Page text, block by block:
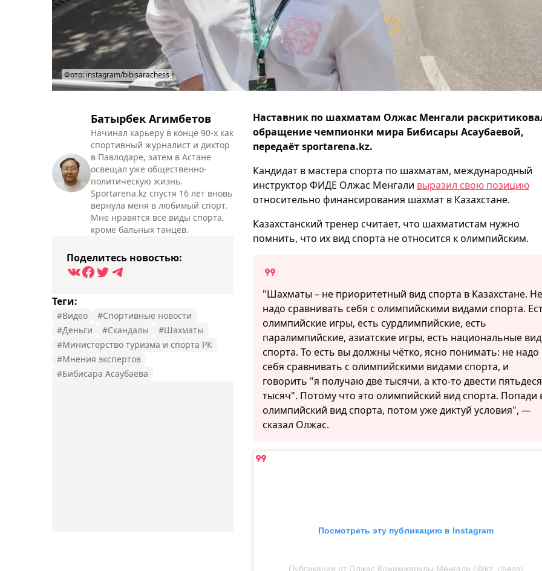
Фото: instagram/bibisarachess
Батырбек Агимбетов
Начинал карьеру в конце 90-х как
спортивный журналист и диктор
в Павлодаре, затем в Астане
освещал уже общественно-
политическую жизнь.
Sportarena.kz спустя 16 лет вновь
вернула меня в любимый спорт.
Мне нравятся все виды спорта,
кроме бальных танцев.
Поделитесь новостью:
Теги:
#Видео
#Спортивные новости
#Деньги
#Скандалы
#Шахматы
#Министерство туризма и спорта РК
#Мнения экспертов
#Бибисара Асаубаева
Наставник по шахматам Олжас Менгали
обращение чемпионки мира Бибисары Асаубаевой,
передаёт sportarena.kz.
Кандидат в мастера спорта по шахматам, международный
инструктор ФИДЕ Олжас Менгали выразил свою позицию
относительно финансирования шахмат в Казахстане.
Казахстанский тренер считает, что шахматистам нужно
помнить, что их вид спорта не относится к олимпийским.
"Шахматы – не приоритетный вид спорта в Казахстане. Не
надо сравнивать себя с олимпийскими видами спорта.
олимпийские игры, есть сурдлимпийские, есть
паралимпийские, азиатские игры, есть национальные
спорта. То есть вы должны чётко, ясно понимать: не надо
себя сравнивать с олимпийскими видами спорта, и
говорить "я получаю две тысячи, а кто-то двести
тысяч". Потому что это олимпийский вид спорта. Попади
олимпийский вид спорта, потом уже диктуй условия", —
сказал Олжас.
Посмотреть эту публикацию в Instagram
Публикация от Олжас Қожамжарұлы Меңғали (@kz_chess)